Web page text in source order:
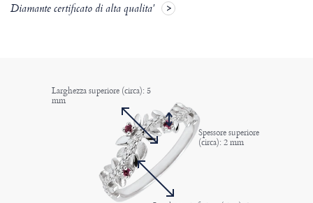
Diamante certificato di alta qualita'
Larghezza superiore (circa): 5
mm
Spessore superiore
(circa): 2 mm